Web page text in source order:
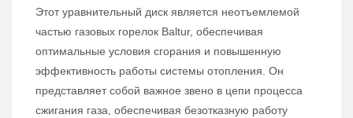
Этот уравнительный диск является неотъемлемой
частью газовых горелок Baltur, обеспечивая
оптимальные условия сгорания и повышенную
эффективность работы системы отопления. Он
представляет собой важное звено в цепи процесса
сжигания газа, обеспечивая безотказную работу